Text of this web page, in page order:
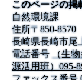
このページの掲
自然環境課
住所〒850-8570
長崎県長崎市尾
電話番号
（生
源活用班）095-